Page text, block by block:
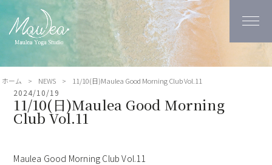
ホーム > NEWS > 11/10(日)Maulea Good Morning Club Vol.11
2024/10/19
11/10(日)Maulea Good Morning
Club Vol.11
Maulea Good Morning Club Vol.11